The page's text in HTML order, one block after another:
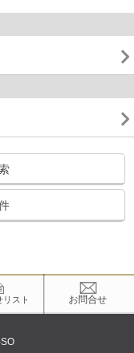
リスト お問合せ